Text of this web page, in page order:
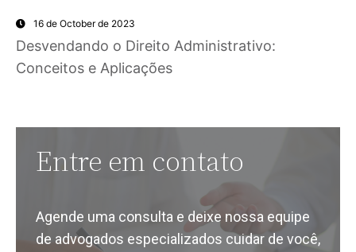
16 de October de 2023
Desvendando o Direito Administrativo:
Conceitos e Aplicações
Entre em contato
Agende uma consulta e deixe nossa equipe
de advogados especializados cuidar de você,